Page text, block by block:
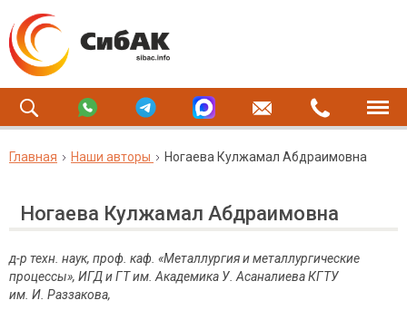
Главная Наши авторы Ногаева Кулжамал Абдраимовна
Ногаева Кулжамал Абдраимовна
д-р техн. наук, проф. каф. «Металлургия и металлургические
процессы», ИГД и ГТ им. Академика У. Асаналиева КГТУ
им. И. Раззакова,